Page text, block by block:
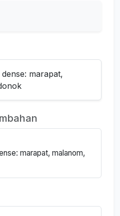
marapat,
marapat, malanom,